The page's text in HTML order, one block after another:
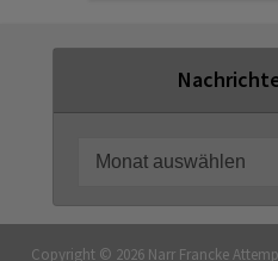
Copyright © 2026 Narr Francke